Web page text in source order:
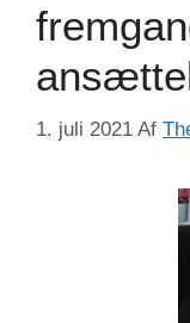
1. juli 2021 Af